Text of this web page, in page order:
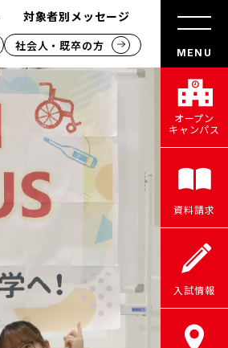
対象者別メッセージ
社会人・既卒の方
オープン
キャンパス
資料請求
入試情報